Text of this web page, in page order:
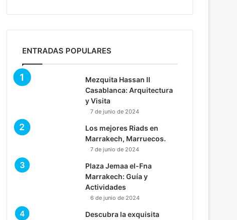
ENTRADAS POPULARES
Mezquita Hassan II
Casablanca: Arquitectura
y Visita
7 de junio de 2024
Los mejores Riads en
Marrakech, Marruecos.
7 de junio de 2024
Plaza Jemaa el-Fna
Marrakech: Guía y
Actividades
6 de junio de 2024
Descubra la exquisita